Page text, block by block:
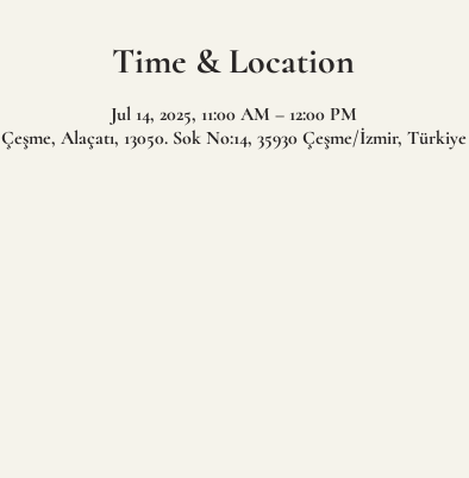
Time & Location
Jul 14, 2025, 11:00 AM – 12:00 PM
Çeşme, Alaçatı, 13050. Sok No:14, 35930 Çeşme/İzmir, Türkiye